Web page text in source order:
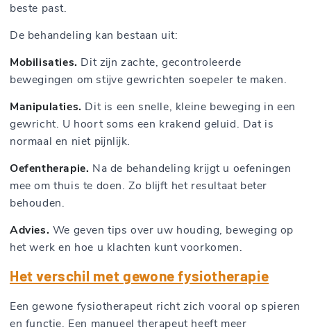
beste past.
De behandeling kan bestaan uit:
Mobilisaties. Dit zijn zachte, gecontroleerde
bewegingen om stijve gewrichten soepeler te maken.
Manipulaties. Dit is een snelle, kleine beweging in een
gewricht. U hoort soms een krakend geluid. Dat is
normaal en niet pijnlijk.
Oefentherapie. Na de behandeling krijgt u oefeningen
mee om thuis te doen. Zo blijft het resultaat beter
behouden.
Advies. We geven tips over uw houding, beweging op
het werk en hoe u klachten kunt voorkomen.
Het verschil met gewone fysiotherapie
Een gewone fysiotherapeut richt zich vooral op spieren
en functie. Een manueel therapeut heeft meer